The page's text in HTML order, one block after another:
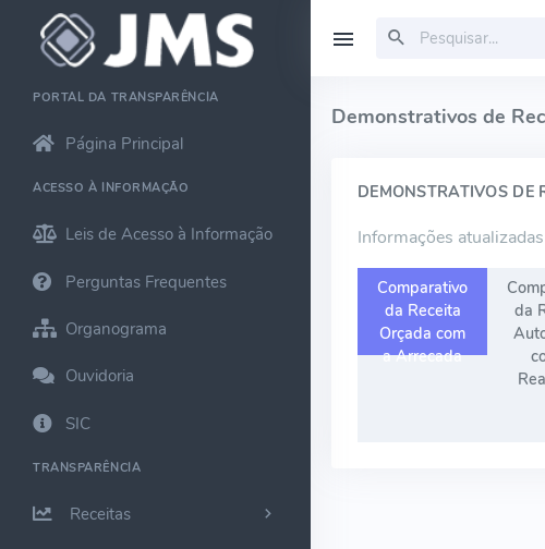
PORTAL DA TRANSPARÊNCIA
Página Principal
ACESSO À INFORMAÇÃO
Leis de Acesso à Informação
Perguntas Frequentes
Organograma
Ouvidoria
SIC
TRANSPARÊNCIA
Receitas
Demonstrativos de
DEMONSTRATIVOS DE
Informações
Comparativo
da Receita
Orçada com
a Arrecada
da